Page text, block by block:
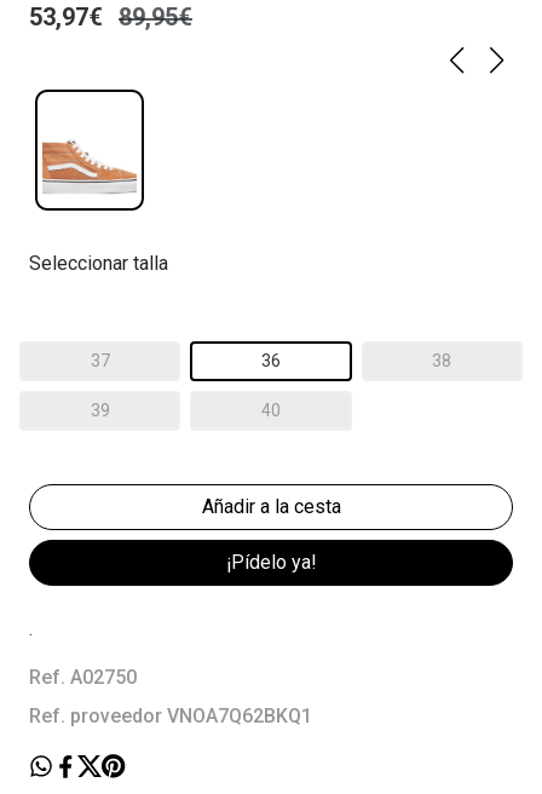
53,97€ 89,95€
Seleccionar talla
37 36 38
39 40
¡Pídelo ya!
.
Ref. A02750
Ref. proveedor VNOA7Q62BKQ1